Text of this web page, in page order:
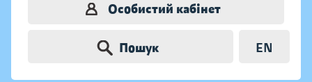
Особистий кабінет
Пошук EN